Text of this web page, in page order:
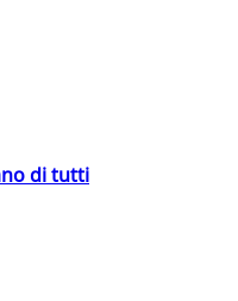
di tutti